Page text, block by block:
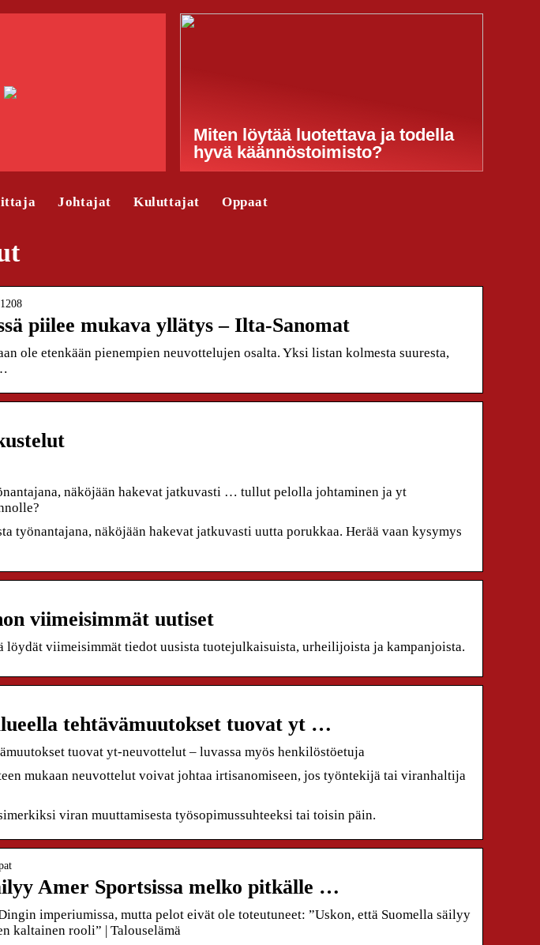
Miten löytää luotettava ja todella
hyvä käännöstoimisto?
Johtajat Kuluttajat Oppaat
piilee mukava yllätys – Ilta-Sanomat
ole etenkään pienempien neuvottelujen osalta. Yksi listan kolmesta suuresta,
näköjään hakevat jatkuvasti … tullut pelolla johtaminen ja yt
työnantajana, näköjään hakevat jatkuvasti uutta porukkaa. Herää vaan kysymys
viimeisimmät uutiset
löydät viimeisimmät tiedot uusista tuotejulkaisuista, urheilijoista ja kampanjoista.
tehtävämuutokset tuovat yt …
tuovat yt-neuvottelut – luvassa myös henkilöstöetuja
mukaan neuvottelut voivat johtaa irtisanomiseen, jos työntekijä tai viranhaltija
viran muuttamisesta työsopimussuhteeksi tai toisin päin.
Amer Sportsissa melko pitkälle …
imperiumissa, mutta pelot eivät ole toteutuneet: ”Uskon, että Suomella säilyy
kaltainen rooli” | Talouselämä